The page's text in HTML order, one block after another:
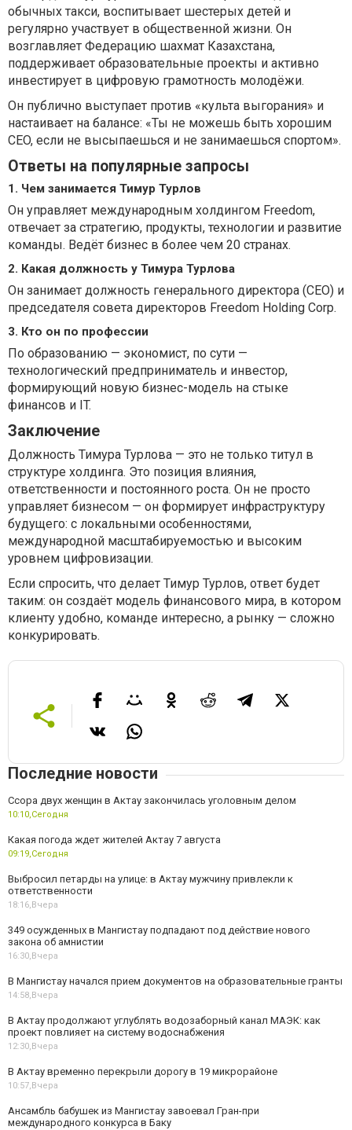
обычных такси, воспитывает шестерых детей и
регулярно участвует в общественной жизни. Он
возглавляет Федерацию шахмат Казахстана,
поддерживает образовательные проекты и активно
инвестирует в цифровую грамотность молодёжи.
Он публично выступает против «культа выгорания» и
настаивает на балансе: «Ты не можешь быть хорошим
CEO, если не высыпаешься и не занимаешься спортом».
Ответы на популярные запросы
1. Чем занимается Тимур Турлов
Он управляет международным холдингом Freedom,
отвечает за стратегию, продукты, технологии и развитие
команды. Ведёт бизнес в более чем 20 странах.
2. Какая должность у Тимура Турлова
Он занимает должность генерального директора (CEO) и
председателя совета директоров Freedom Holding Corp.
3. Кто он по профессии
По образованию — экономист, по сути —
технологический предприниматель и инвестор,
формирующий новую бизнес-модель на стыке
финансов и IT.
Заключение
Должность Тимура Турлова — это не только титул в
структуре холдинга. Это позиция влияния,
ответственности и постоянного роста. Он не просто
управляет бизнесом — он формирует инфраструктуру
будущего: с локальными особенностями,
международной масштабируемостью и высоким
уровнем цифровизации.
Если спросить, что делает Тимур Турлов, ответ будет
таким: он создаёт модель финансового мира, в котором
клиенту удобно, команде интересно, а рынку — сложно
конкурировать.
Последние новости
Ссора двух женщин в Актау закончилась уголовным делом
10:10,Сегодня
Какая погода ждет жителей Актау 7 августа
09:19,Сегодня
Выбросил петарды на улице: в Актау мужчину привлекли к
ответственности
18:16, Вчера
349 осужденных в Мангистау подпадают под действие нового
закона об амнистии
16:30, Вчера
В Мангистау начался прием документов на образовательные гранты
14:58, Вчера
В Актау продолжают углублять водозаборный канал МАЭК: как
проект повлияет на систему водоснабжения
12:30, Вчера
В Актау временно перекрыли дорогу в 19 микрорайоне
10:57, Вчера
Ансамбль бабушек из Мангистау завоевал Гран-при
международного конкурса в Баку